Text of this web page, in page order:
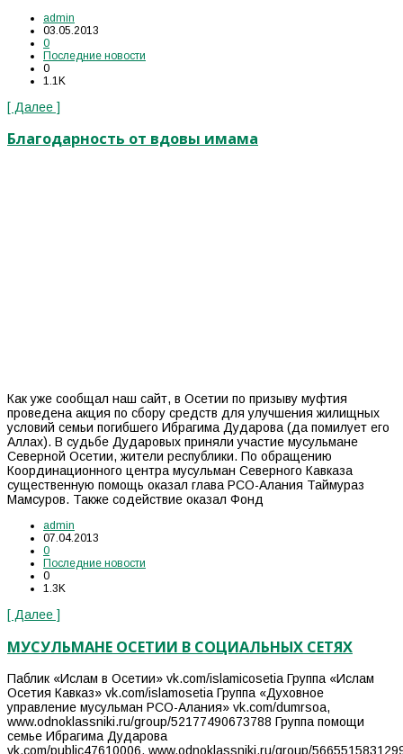
admin
03.05.2013
0
Последние новости
0
1.1K
[ Далее ]
Благодарность от вдовы имама
Как уже сообщал наш сайт, в Осетии по призыву муфтия
проведена акция по сбору средств для улучшения жилищных
условий семьи погибшего Ибрагима Дударова (да помилует его
Аллах). В судьбе Дударовых приняли участие мусульмане
Северной Осетии, жители республики. По обращению
Координационного центра мусульман Северного Кавказа
существенную помощь оказал глава РСО-Алания Таймураз
Мамсуров. Также содействие оказал Фонд
admin
07.04.2013
0
Последние новости
0
1.3K
[ Далее ]
МУСУЛЬМАНЕ ОСЕТИИ В СОЦИАЛЬНЫХ СЕТЯХ
Паблик «Ислам в Осетии» vk.com/islamicosetia Группа «Ислам
Осетия Кавказ» vk.com/islamosetia Группа «Духовное
управление мусульман РСО-Алания» vk.com/dumrsoa,
www.odnoklassniki.ru/group/52177490673788 Группа помощи
семье Ибрагима Дударова
vk.com/public47610006, www.odnoklassniki.ru/group/